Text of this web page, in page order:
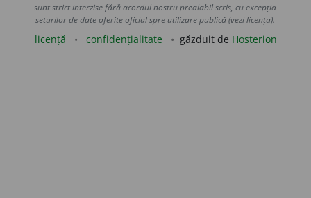
sunt strict interzise fără acordul nostru prealabil scris, cu excepția
seturilor de date oferite oficial spre utilizare publică (vezi licența).
licență confidențialitate găzduit de Hosterion